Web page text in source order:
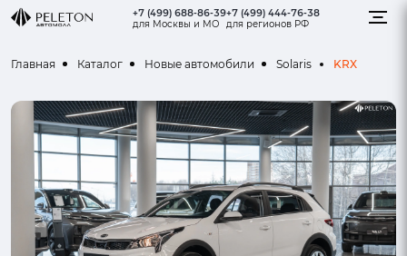
+7 (499) 688-86-39
для Москвы и МО
+7 (499) 444-76-38
для регионов РФ
Главная Каталог Новые автомобили Solaris KRX